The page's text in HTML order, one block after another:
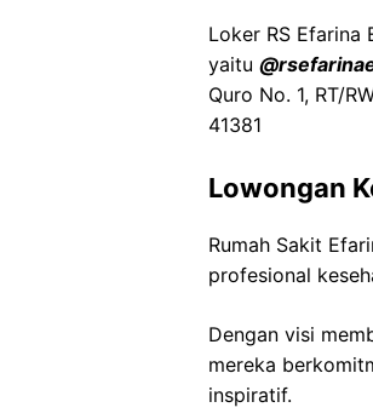
Loker RS Efarina
yaitu
Quro No. 1, RT/
41381
Lowongan
Rumah Sakit
profesional
Dengan visi
mereka
inspiratif.